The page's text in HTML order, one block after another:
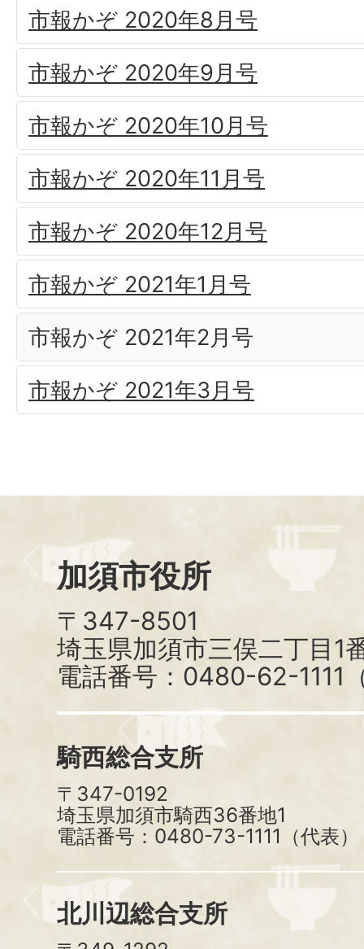
市報かぞ 2020年8月号
市報かぞ 2020年9月号
市報かぞ 2020年10月号
市報かぞ 2020年11月号
市報かぞ 2020年12月号
市報かぞ 2021年1月号
市報かぞ 2021年2月号
市報かぞ 2021年3月号
加須市役所
〒347-8501
埼玉県加須市三俣二丁目1
電話番号：0480-62-1111
騎西総合支所
〒347-0192
埼玉県加須市騎西36番地1
電話番号：0480-73-1111（代表）
北川辺総合支所